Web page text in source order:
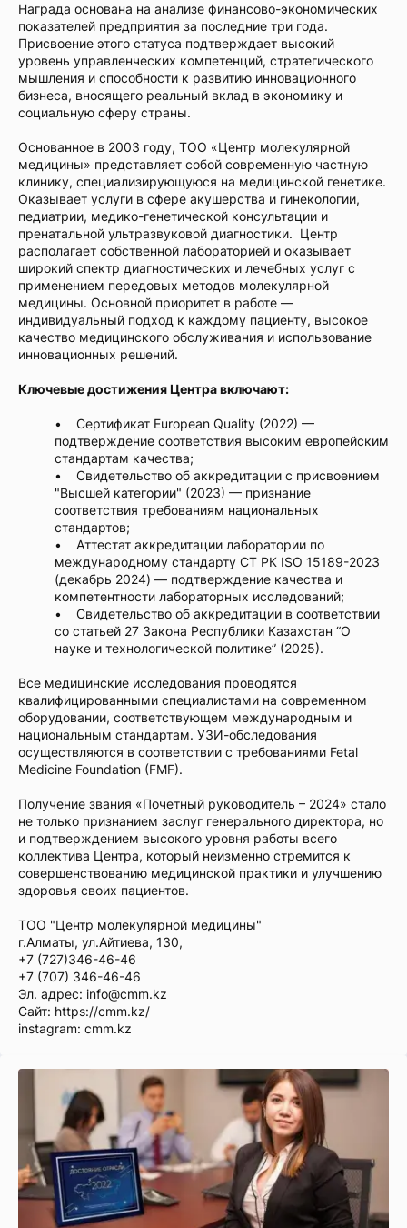
Награда основана на анализе финансово-экономических
показателей предприятия за последние три года.
Присвоение этого статуса подтверждает высокий
уровень управленческих компетенций, стратегического
мышления и способности к развитию инновационного
бизнеса, вносящего реальный вклад в экономику и
социальную сферу страны.
Основанное в 2003 году, ТОО «Центр молекулярной
медицины» представляет собой современную частную
клинику, специализирующуюся на медицинской генетике.
Оказывает услуги в сфере акушерства и гинекологии,
педиатрии, медико-генетической консультации и
пренатальной ультразвуковой диагностики. Центр
располагает собственной лабораторией и оказывает
широкий спектр диагностических и лечебных услуг с
применением передовых методов молекулярной
медицины. Основной приоритет в работе —
индивидуальный подход к каждому пациенту, высокое
качество медицинского обслуживания и использование
инновационных решений.
Ключевые достижения Центра включают:
• Сертификат European Quality (2022) —
подтверждение соответствия высоким европейским
стандартам качества;
• Свидетельство об аккредитации с присвоением
"Высшей категории" (2023) — признание
соответствия требованиям национальных
стандартов;
• Аттестат аккредитации лаборатории по
международному стандарту СТ РК ISO 15189-2023
(декабрь 2024) — подтверждение качества и
компетентности лабораторных исследований;
• Свидетельство об аккредитации в соответствии
со статьей 27 Закона Республики Казахстан “О
науке и технологической политике” (2025).
Все медицинские исследования проводятся
квалифицированными специалистами на современном
оборудовании, соответствующем международным и
национальным стандартам. УЗИ-обследования
осуществляются в соответствии с требованиями Fetal
Medicine Foundation (FMF).
Получение звания «Почетный руководитель – 2024» стало
не только признанием заслуг генерального директора, но
и подтверждением высокого уровня работы всего
коллектива Центра, который неизменно стремится к
совершенствованию медицинской практики и улучшению
здоровья своих пациентов.
ТОО "Центр молекулярной медицины"
г.Алматы, ул.Айтиева, 130,
+7 (727)346-46-46
+7 (707) 346-46-46
Эл. адрес: info@cmm.kz
Сайт: https://cmm.kz/
instagram: cmm.kz